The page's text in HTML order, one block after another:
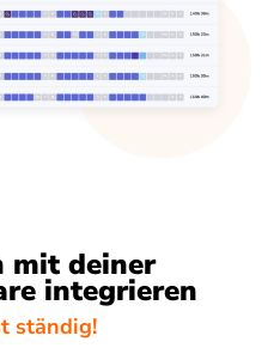
mit deiner
integrieren
ständig!